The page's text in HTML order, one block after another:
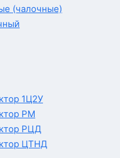
(чалочные)
1Ц2У
РМ
РЦД
ЦТНД